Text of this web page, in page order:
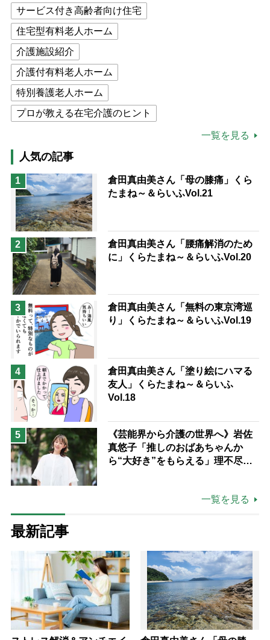
サービス付き高齢者向け住宅
住宅型有料老人ホーム
介護施設紹介
介護付有料老人ホーム
特別養護老人ホーム
プロが教える在宅介護のヒント
高木ブー
ケアマネジャー
猫が母になつきません
息子の遠距離介護サバイバル術
兄がボケました
予防法
一覧を見る
人気の記事
1
倉田真由美さん「母の膝痛」くら
たまね～＆らいふVol.21
2
倉田真由美さん「腰痛解消のため
に」くらたまね～＆らいふVol.20
3
倉田真由美さん「無料の東京湾巡
り」くらたまね～＆らいふVol.19
4
倉田真由美さん「塗り絵にハマる
友人」くらたまね～＆らいふ
Vol.18
5
《芸能界から介護の世界へ》岩佐
真悠子「推しのおばあちゃんか
ら“大好き”をもらえる」理不尽さ
一覧を見る
最新記事